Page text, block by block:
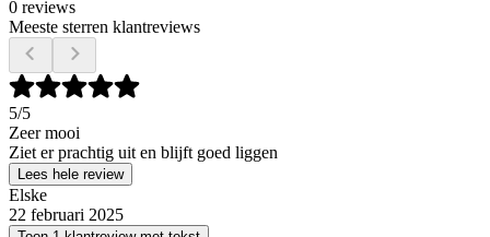
0 reviews
Meeste sterren klantreviews
5/5
Zeer mooi
Ziet er prachtig uit en blijft goed liggen
Lees hele review
Elske
22 februari 2025